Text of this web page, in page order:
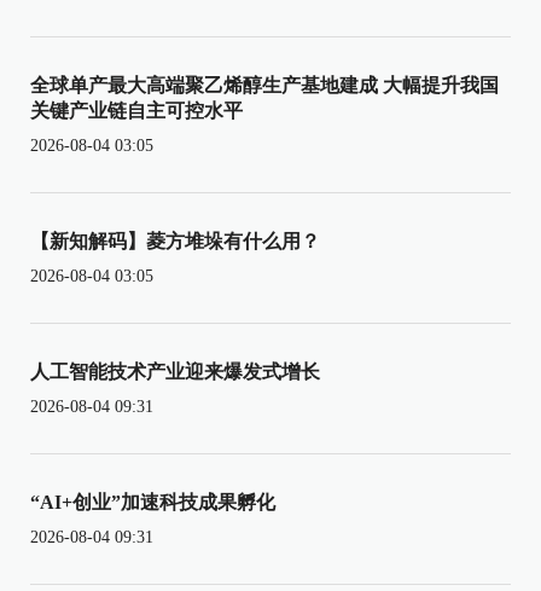
全球单产最大高端聚乙烯醇生产基地建成 大幅提升我国
关键产业链自主可控水平
2026-08-04 03:05
【新知解码】菱方堆垛有什么用？
2026-08-04 03:05
人工智能技术产业迎来爆发式增长
2026-08-04 09:31
“AI+创业”加速科技成果孵化
2026-08-04 09:31